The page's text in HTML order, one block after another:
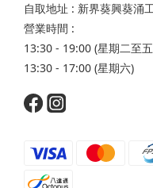
自取地址 : 新界葵興葵涌
營業時間 :
13:30 - 19:00 (星期二至
13:30 - 17:00 (星期六)